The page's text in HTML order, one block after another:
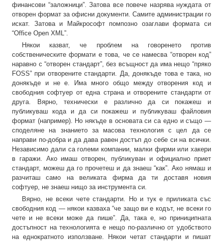
финансови “заложници”. Затова все повече назрява нуждата от
отворен формат за офисни документи. Самите администрации го
искат. Затова и Майкрософт помпозно озаглави формата си
“Office Open XML”.
Някои казват, че проблем на говоренето против
собственическите формати е това, че се намесва “отворен код”
наравно с “отворен стандарт”, без всъщност да има нещо “пряко
FOSS” при отворените стандарти. Да, донякъде това е така, но
донякъде и не е. Има много общо между отворения код и
свободния софтуер от една страна и отворените стандарти от
друга. Вярно, технически е различно да си покажеш и
публикуваш кода и да си покажеш и публикуваш файловия
формат (например). Но някъде в основата си са едно и също —
споделяне на знанието за масова технология с цел да се
направи по-добра и да дава равен достъп до себе си на всички.
Независимо дали са големи компании, малки фирми или хакери
в гаражи. Ако имаш отворен, публикуван и официално приет
стандарт, можеш да го прочетеш и да знаеш “как”. Ако нямаш и
разчиташ само на великата фирма да ти доставя новия
софтуер, не знаеш нищо за инструмента си.
Вярно, не всеки чете стандарти. Но и тук е приликата със
свободния код — някои казваха “че защо ви е кодът, не всеки го
чете и не всеки може да пише”. Да, така е, но приниципната
достъпност на технологията е нещо по-различно от удобството
на еднократното използване. Някои четат стандарти и пишат